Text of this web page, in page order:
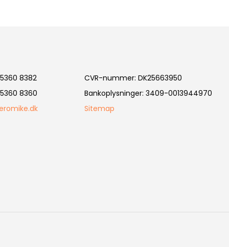
8382
8360
CVR-nummer: DK25663950
Bankoplysninger: 3409-0013944970
Sitemap